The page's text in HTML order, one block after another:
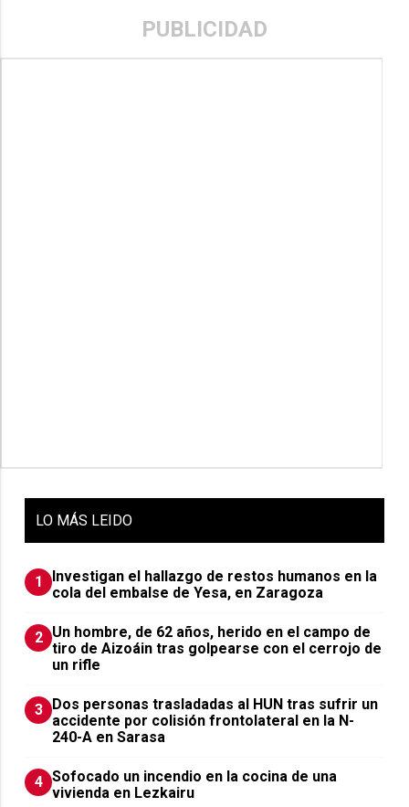
PUBLICIDAD
LO MÁS LEIDO
1
Investigan el hallazgo de restos humanos en la
cola del embalse de Yesa, en Zaragoza
2 Un hombre, de 62 años, herido en el campo de
tiro de Aizoáin tras golpearse con el cerrojo de
un rifle
3
​Dos personas trasladadas al HUN tras sufrir un
accidente por colisión frontolateral en la N-
240-A en Sarasa
4 Sofocado un incendio en la cocina de una
vivienda en Lezkairu